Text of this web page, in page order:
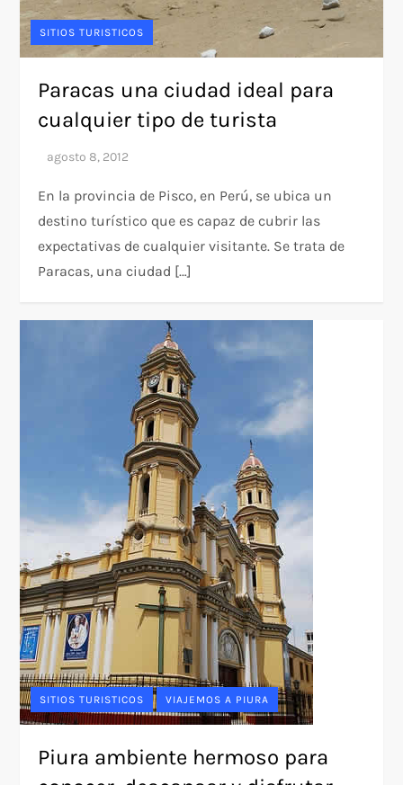
SITIOS TURISTICOS
Paracas una ciudad ideal para
cualquier tipo de turista
En la provincia de Pisco, en Perú, se ubica un
destino turístico que es capaz de cubrir las
expectativas de cualquier visitante. Se trata de
Paracas, una ciudad […]
SITIOS TURISTICOS VIAJEMOS A PIURA
Piura ambiente hermoso para